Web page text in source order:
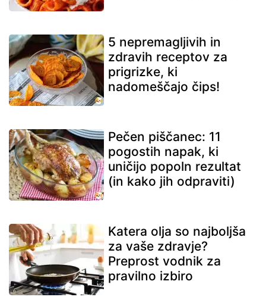
5 nepremagljivih in
zdravih receptov za
prigrizke, ki
nadomeščajo čips!
Pečen piščanec: 11
pogostih napak, ki
uničijo popoln rezultat
(in kako jih odpraviti)
Katera olja so najboljša
za vaše zdravje?
Preprost vodnik za
pravilno izbiro